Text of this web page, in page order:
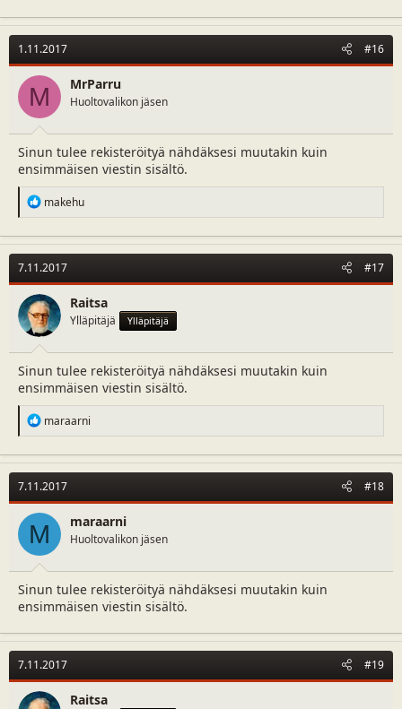
1.11.2017 #16
M MrParru
Huoltovalikon jäsen
Sinun tulee rekisteröityä nähdäksesi muutakin kuin
ensimmäisen viestin sisältö.
R
e
c
t
i
o
n
s
:
makehu
7.11.2017 #17
Raitsa
Ylläpitäjä Ylläpitäjä
Sinun tulee rekisteröityä nähdäksesi muutakin kuin
ensimmäisen viestin sisältö.
R
e
c
t
i
o
n
s
maraarni
7.11.2017 #18
M maraarni
Huoltovalikon jäsen
Sinun tulee rekisteröityä nähdäksesi muutakin kuin
ensimmäisen viestin sisältö.
7.11.2017 #19
Raitsa